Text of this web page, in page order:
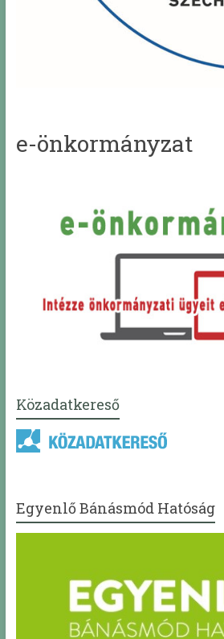
e-önkormányzat
Közadatkereső
Egyenlő Bánásmód Hatóság